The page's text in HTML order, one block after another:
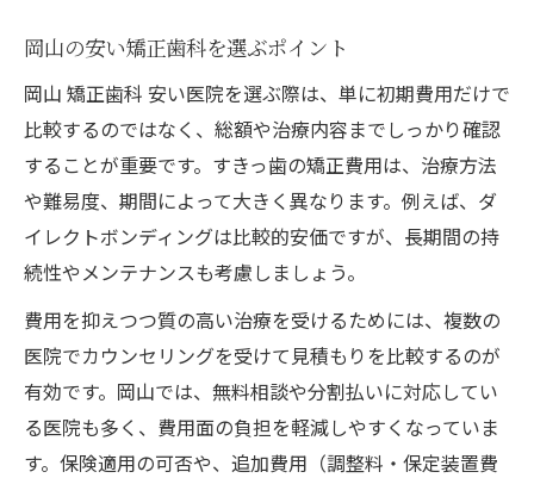
岡山の安い矯正歯科を選ぶポイント
岡山 矯正歯科 安い医院を選ぶ際は、単に初期費用だけで
比較するのではなく、総額や治療内容までしっかり確認
することが重要です。すきっ歯の矯正費用は、治療方法
や難易度、期間によって大きく異なります。例えば、ダ
イレクトボンディングは比較的安価ですが、長期間の持
続性やメンテナンスも考慮しましょう。
費用を抑えつつ質の高い治療を受けるためには、複数の
医院でカウンセリングを受けて見積もりを比較するのが
有効です。岡山では、無料相談や分割払いに対応してい
る医院も多く、費用面の負担を軽減しやすくなっていま
す。保険適用の可否や、追加費用（調整料・保定装置費